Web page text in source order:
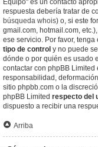
Equipo" es un contacto
respuesta debería tratar de
búsqueda whois) o, si este
gmail.com, hotmail.com,
ese servicio. Por favor,
tipo de control y no puede
dónde o por quién es usado
contactar con phpBB
responsabilidad,
sitio phpbb.com o la
phpBB Limited respecto del
dispuesto a recibir una
Arriba